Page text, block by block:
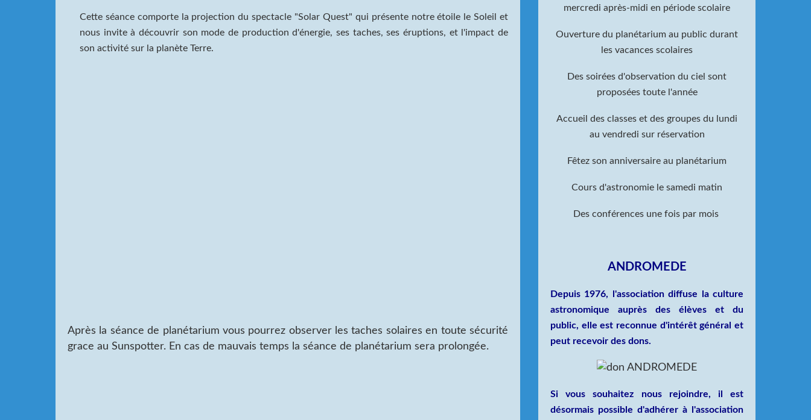
Cette séance comporte la projection du spectacle "Solar Quest" qui présente notre étoile le Soleil et
nous invite à découvrir son mode de production d'énergie, ses taches, ses éruptions, et l'impact de
son activité sur la planète Terre.
Après la séance de planétarium vous pourrez observer les taches solaires en toute sécurité
grace au Sunspotter. En cas de mauvais temps la séance de planétarium sera prolongée.
mercredi après-midi en période scolaire
Ouverture du planétarium au public durant
les vacances scolaires
Des soirées d'observation du ciel sont
proposées toute l'année
Accueil des classes et des groupes du lundi
au vendredi sur réservation
Fêtez son anniversaire au planétarium
Cours d'astronomie le samedi matin
Des conférences une fois par mois
ANDROMEDE
Depuis 1976, l'association diffuse la culture
astronomique auprès des élèves et du
public, elle est reconnue d'intérêt général et
peut recevoir des dons.
Si vous souhaitez nous rejoindre, il est
désormais possible d'adhérer à l'association